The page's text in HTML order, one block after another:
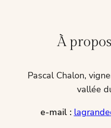
À
Pascal Chalon,
vallée
e-mail :